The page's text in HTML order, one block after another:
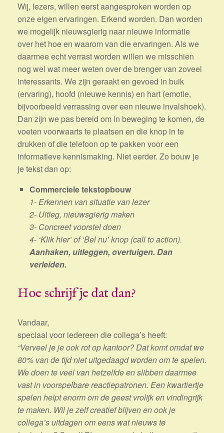
Wij, lezers, willen eerst aangesproken worden op
onze eigen ervaringen. Erkend worden. Dan worden
we mogelijk nieuwsgierig naar nieuwe informatie
over het hoe en waarom van die ervaringen. Als we
daarmee echt verrast worden willen we misschien
nog wel wat meer weten over de brenger van zoveel
interessants. We zijn geraakt en gevoed in buik
(ervaring), hoofd (nieuwe kennis) en hart (emotie,
bijvoorbeeld verrassing over een nieuwe invalshoek).
Dan zijn we pas bereid om in beweging te komen, de
voeten voorwaarts te plaatsen en die knop in te
drukken of die telefoon op te pakken voor een
informatieve kennismaking. Niet eerder. Zo bouw je
je tekst dan op:
Commerciele tekstopbouw
1- Erkennen van situatie van lezer
2- Uitleg, nieuwsgierig maken
3- Concreet voorstel doen
4- ‘Klik hier’ of ‘Bel nu’ knop (call to action).
Aanhaken, uitleggen, overtuigen. Dan
verleiden.
Hoe schrijf je dat dan?
Vandaar,
speciaal voor iedereen die collega’s heeft:
“Verveel je je ook rot op kantoor? Dat komt omdat we
80% van de tijd niet uitgedaagd worden om te spelen.
We doen te veel van hetzelfde en slibben daarmee
vast in voorspelbare reactiepatronen. Een kwartiertje
spelen helpt enorm om de geest vrolijk en vindingrijk
te maken. Wil je zelf creatief blijven en ook je
collega’s uitdagen om eens wat nieuws te